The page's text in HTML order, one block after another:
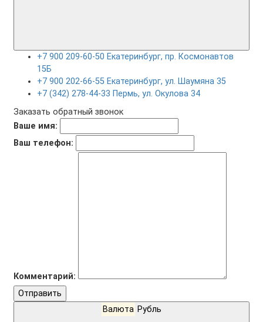
+7 900 209-60-50 Екатеринбург, пр. Космонавтов
15Б
+7 900 202-66-55 Екатеринбург, ул. Шаумяна 35
+7 (342) 278-44-33 Пермь, ул. Окулова 34
Заказать обратный звонок
Ваше имя:
Ваш телефон:
Комментарий:
Отправить
Валюта Рубль